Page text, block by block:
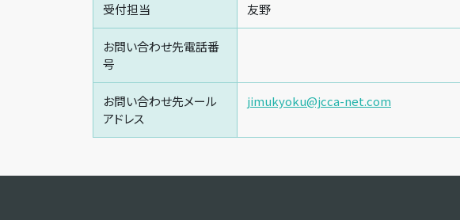
受付担当 友野
お問い合わせ先電話番
号
お問い合わせ先メール
アドレス
jimukyoku@jcca-net.com